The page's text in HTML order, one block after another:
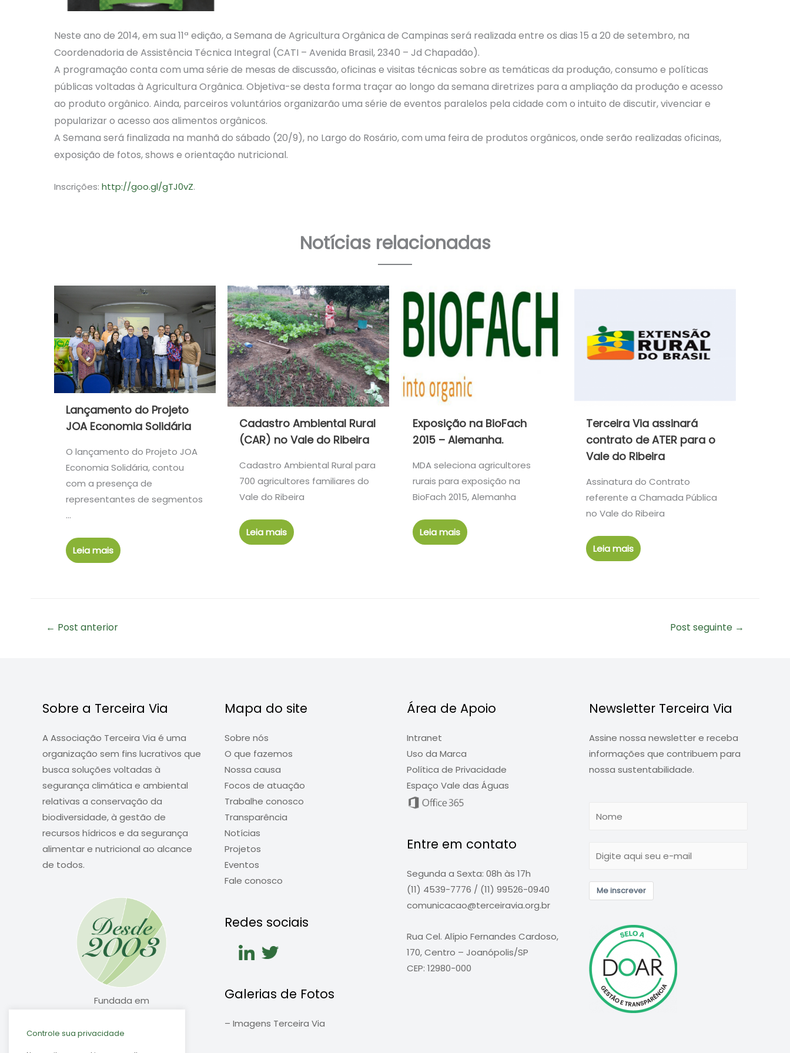
Neste ano de 2014, em sua 11ª edição, a Semana de Agricultura Orgânica de Campinas será realizada entre os dias 15 a 20 de setembro, na
Coordenadoria de Assistência Técnica Integral (CATI – Avenida Brasil, 2340 – Jd Chapadão).
A programação conta com uma série de mesas de discussão, oficinas e visitas técnicas sobre as temáticas da produção, consumo e políticas
públicas voltadas à Agricultura Orgânica. Objetiva-se desta forma traçar ao longo da semana diretrizes para a ampliação da produção e acesso
ao produto orgânico. Ainda, parceiros voluntários organizarão uma série de eventos paralelos pela cidade com o intuito de discutir, vivenciar e
popularizar o acesso aos alimentos orgânicos.
A Semana será finalizada na manhã do sábado (20/9), no Largo do Rosário, com uma feira de produtos orgânicos, onde serão realizadas oficinas,
exposição de fotos, shows e orientação nutricional.
Inscrições: http://goo.gl/gTJ0vZ.
Notícias relacionadas
Lançamento do Projeto
JOA Economia Solidária
O lançamento do Projeto JOA
Economia Solidária, contou
com a presença de
representantes de segmentos
…
Leia mais
Cadastro Ambiental Rural
(CAR) no Vale do Ribeira
Cadastro Ambiental Rural para
700 agricultores familiares do
Vale do Ribeira
Leia mais
Exposição na BioFach
2015 – Alemanha.
MDA seleciona agricultores
rurais para exposição na
BioFach 2015, Alemanha
Leia mais
Terceira Via assinará
contrato de ATER para o
Vale do Ribeira
Assinatura do Contrato
referente a Chamada Pública
no Vale do Ribeira
Leia mais
Navegação
← Post anterior Post seguinte →
Sobre a Terceira Via
A Associação Terceira Via é uma
organização sem fins lucrativos que
busca soluções voltadas à
segurança climática e ambiental
relativas a conservação da
biodiversidade, à gestão de
recursos hídricos e da segurança
alimentar e nutricional ao alcance
de todos.
Fundada em
Mapa do site
Sobre nós
O que fazemos
Nossa causa
Focos de atuação
Trabalhe conosco
Transparência
Notícias
Projetos
Eventos
Fale conosco
Redes sociais
Galerias de Fotos
– Imagens Terceira Via
Área de Apoio
Intranet
Uso da Marca
Política de Privacidade
Espaço Vale das Águas
Entre em contato
Segunda a Sexta: 08h às 17h
(11) 4539-7776 / (11) 99526-0940
comunicacao@terceiravia.org.br
Rua Cel. Alípio Fernandes Cardoso,
170, Centro – Joanópolis/SP
CEP: 12980-000
Newsletter Terceira Via
Assine nossa newsletter e receba
informações que contribuem para
nossa sustentabilidade.
Me inscrever
Controle sua privacidade